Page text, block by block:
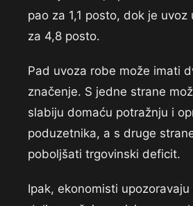
pao za 1,1 posto, dok je
za 4,8 posto.
Pad uvoza robe može imati
značenje. S jedne strane
slabiju domaću potražnju i
poduzetnika, a s druge
poboljšati trgovinski deficit.
Ipak, ekonomisti